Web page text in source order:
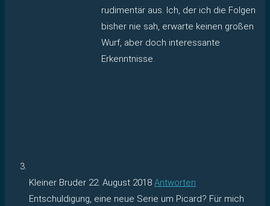
rudimentär aus. Ich, der ich die Folgen
bisher nie sah, erwarte keinen großen
Wurf, aber doch interessante
Erkenntnisse.
Kleiner Bruder 22. August 2018 Antworten
Entschuldigung, eine neue Serie um Picard? Für mich